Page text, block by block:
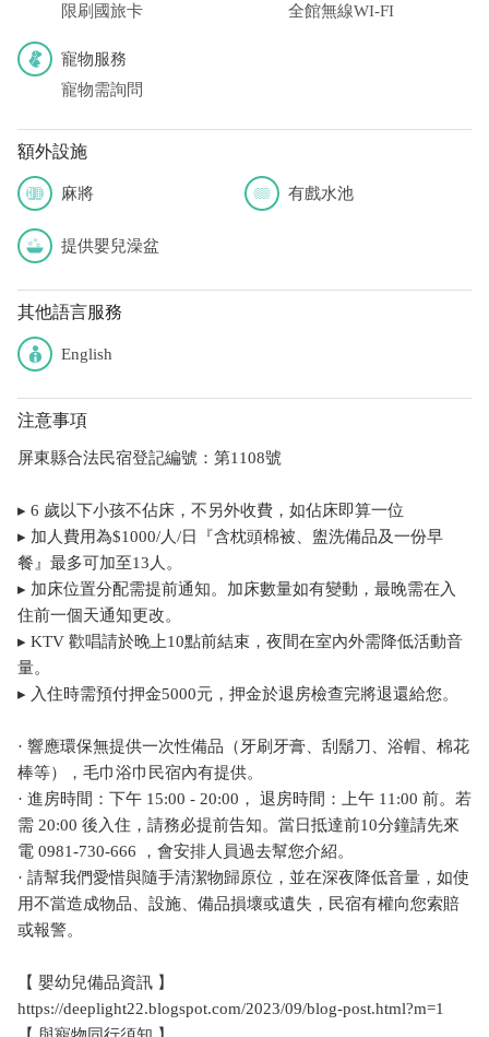
限刷國旅卡
全館無線WI-FI
寵物服務
寵物需詢問
額外設施
麻將 有戲水池
提供嬰兒澡盆
其他語言服務
English
注意事項
屏東縣合法民宿登記編號：第1108號
▸ 6 歲以下小孩不佔床，不另外收費，如佔床即算一位
▸ 加人費用為$1000/人/日『含枕頭棉被、盥洗備品及一份早
餐』最多可加至13人。
▸ 加床位置分配需提前通知。加床數量如有變動，最晚需在入
住前一個天通知更改。
▸ KTV 歡唱請於晚上10點前結束，夜間在室內外需降低活動音
量。
▸ 入住時需預付押金5000元，押金於退房檢查完將退還給您。
· 響應環保無提供一次性備品（牙刷牙膏、刮鬍刀、浴帽、棉花
棒等），毛巾浴巾民宿內有提供。
· 進房時間：下午 15:00 - 20:00， 退房時間：上午 11:00 前。若
需 20:00 後入住，請務必提前告知。當日抵達前10分鐘請先來
電 0981-730-666 ，會安排人員過去幫您介紹。
· 請幫我們愛惜與隨手清潔物歸原位，並在深夜降低音量，如使
用不當造成物品、設施、備品損壞或遺失，民宿有權向您索賠
或報警。
【 嬰幼兒備品資訊 】
https://deeplight22.blogspot.com/2023/09/blog-post.html?m=1